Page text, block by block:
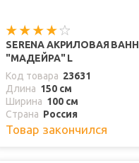
SERENA АКРИЛОВАЯ
"МАДЕЙРА" L
Код товара 23631
Длина 150 см
Ширина 100 см
Страна Россия
Товар закончился